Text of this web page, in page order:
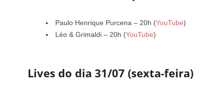
Paulo Henrique Purcena – 20h (YouTube)
Léo & Grimaldi – 20h (YouTube)
Lives do dia 31/07 (sexta-feira)